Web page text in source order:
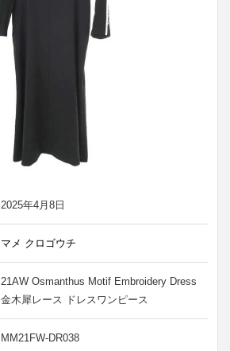
2025年4月8日
マメ クロゴウチ
21AW Osmanthus Motif Embroidery Dress
金木犀レース ドレスワンピース
MM21FW-DR038